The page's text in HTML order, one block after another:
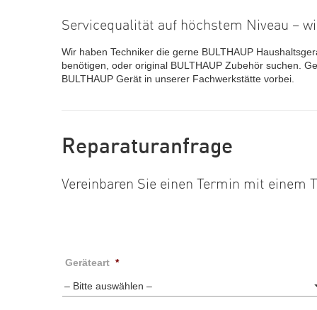
Servicequalität auf höchstem Niveau –
Wir haben Techniker die gerne BULTHAUP
benötigen, oder original BULTHAUP Zubehör suchen.
BULTHAUP Gerät in unserer Fachwerkstätte vorbei.
Reparaturanfrage
Vereinbaren Sie einen Termin mit einem
Geräteart *